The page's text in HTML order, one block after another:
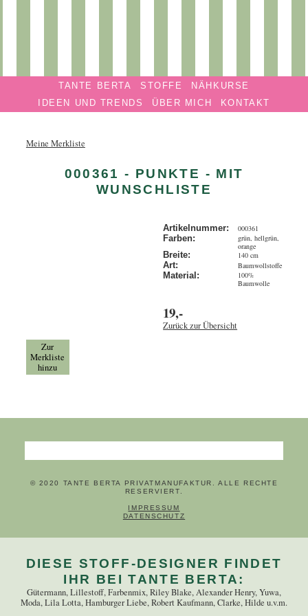
BERTA
Privatmanufaktur
Navigation überspringenTANTE BERTA STOFFE
NÄHKURSE
IDEEN UND TRENDS
ÜBER MICH KONTAKT
Meine Merkliste
000361 - PUNKTE - MIT
WUNSCHLISTE
Artikelnummer:
000361
Farben:
grün, hellgrün,
orange
Breite:
140 cm
Art:
Baumwollstoffe
Material:
100%
Baumwolle
19,-
Zurück zur Übersicht
Zur
Merkliste
hinzu
Suchbegriffe
© 2020 TANTE BERTA PRIVATMANUFAKTUR. ALLE RECHTE
RESERVIERT.
NAVIGATION ÜBERSPRINGEN
IMPRESSUM
DATENSCHUTZ
DIESE STOFF-DESIGNER FINDET
IHR BEI TANTE BERTA:
Gütermann, Lillestoff, Farbenmix, Riley Blake, Alexander Henry, Yuwa,
Moda, Lila Lotta, Hamburger Liebe, Robert Kaufmann, Clarke, Hilde u.v.m.